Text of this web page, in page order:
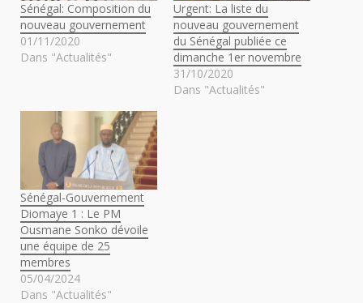
Sénégal: Composition du
nouveau gouvernement
01/11/2020
Dans "Actualités"
Urgent: La liste du
nouveau gouvernement
du Sénégal publiée ce
dimanche 1er novembre
31/10/2020
Dans "Actualités"
Sénégal-Gouvernement
Diomaye 1 : Le PM
Ousmane Sonko dévoile
une équipe de 25
membres
05/04/2024
Dans "Actualités"